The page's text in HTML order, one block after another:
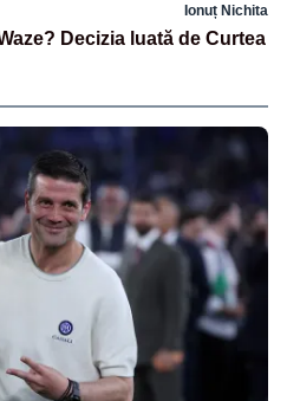
Ionuț Nichita
Decizia luată de Curtea